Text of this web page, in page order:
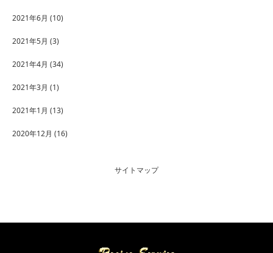
2021年6月 (10)
2021年5月 (3)
2021年4月 (34)
2021年3月 (1)
2021年1月 (13)
2020年12月 (16)
サイトマップ